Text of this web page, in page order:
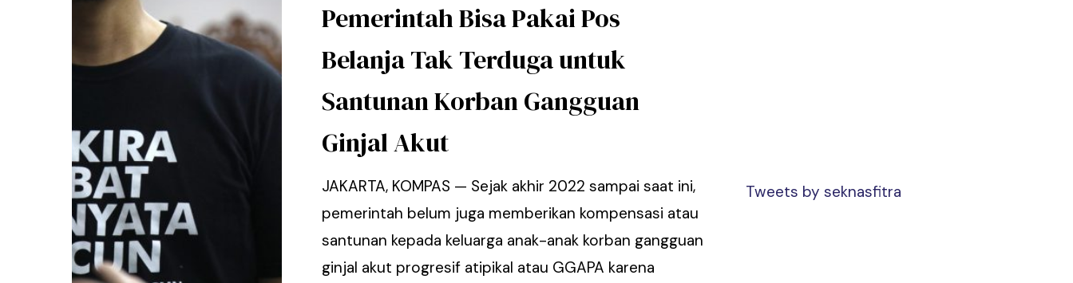
Hit enter to search or ESC to close
Pemerintah Bisa Pakai Pos
Belanja Tak Terduga untuk
Santunan Korban Gangguan
Ginjal Akut
JAKARTA, KOMPAS — Sejak akhir 2022 sampai saat ini,
pemerintah belum juga memberikan kompensasi atau
santunan kepada keluarga anak-anak korban gangguan
ginjal akut progresif atipikal atau GGAPA karena
Tweets by seknasfitra